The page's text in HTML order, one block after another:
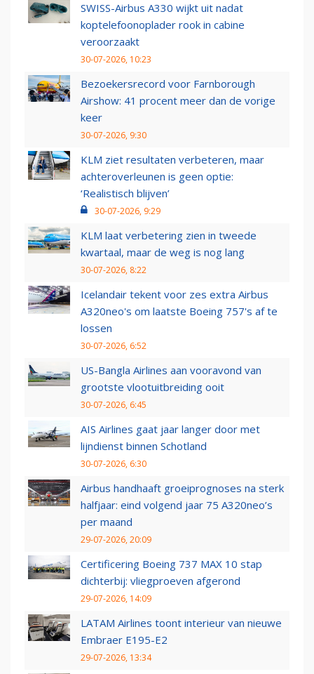
SWISS-Airbus A330 wijkt uit nadat
koptelefoonoplader rook in cabine
veroorzaakt
30-07-2026, 10:23
Bezoekersrecord voor Farnborough
Airshow: 41 procent meer dan de vorige
keer
30-07-2026, 9:30
KLM ziet resultaten verbeteren, maar
achteroverleunen is geen optie:
‘Realistisch blijven’
30-07-2026, 9:29
KLM laat verbetering zien in tweede
kwartaal, maar de weg is nog lang
30-07-2026, 8:22
Icelandair tekent voor zes extra Airbus
A320neo's om laatste Boeing 757's af te
lossen
30-07-2026, 6:52
US-Bangla Airlines aan vooravond van
grootste vlootuitbreiding ooit
30-07-2026, 6:45
AIS Airlines gaat jaar langer door met
lijndienst binnen Schotland
30-07-2026, 6:30
Airbus handhaaft groeiprognoses na sterk
halfjaar: eind volgend jaar 75 A320neo’s
per maand
29-07-2026, 20:09
Certificering Boeing 737 MAX 10 stap
dichterbij: vliegproeven afgerond
29-07-2026, 14:09
LATAM Airlines toont interieur van nieuwe
Embraer E195-E2
29-07-2026, 13:34